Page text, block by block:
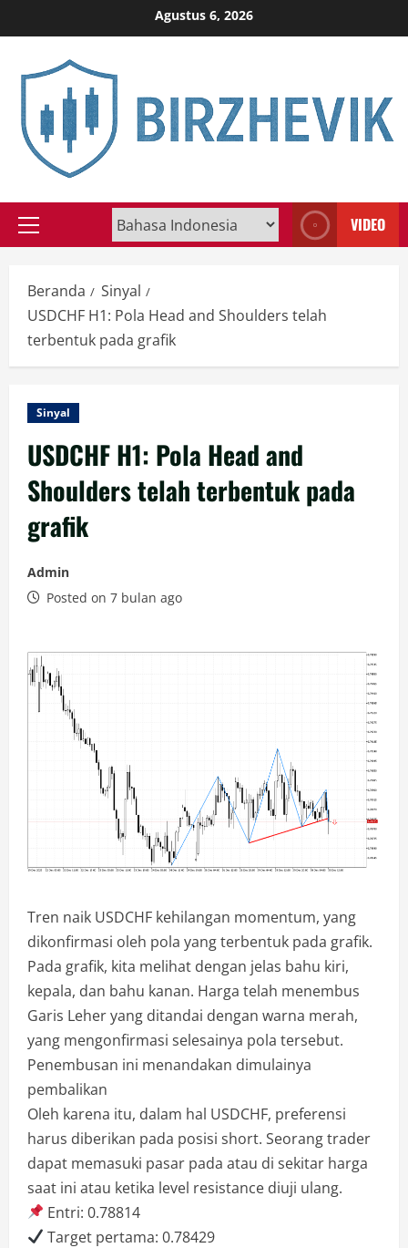
to
Agustus 6, 2026
Primary
VIDEO
Beranda
Sinyal
USDCHF H1: Pola Head and Shoulders telah
terbentuk pada grafik
Sinyal
USDCHF H1: Pola Head and
Shoulders telah terbentuk pada
grafik
Admin
Posted on 7 bulan ago
Tren naik USDCHF kehilangan momentum, yang
dikonfirmasi oleh pola yang terbentuk pada grafik.
Pada grafik, kita melihat dengan jelas bahu kiri,
kepala, dan bahu kanan. Harga telah menembus
Garis Leher yang ditandai dengan warna merah,
yang mengonfirmasi selesainya pola tersebut.
Penembusan ini menandakan dimulainya
pembalikan
Oleh karena itu, dalam hal USDCHF, preferensi
harus diberikan pada posisi short. Seorang trader
dapat memasuki pasar pada atau di sekitar harga
saat ini atau ketika level resistance diuji ulang.
Entri: 0.78814
Target pertama: 0.78429